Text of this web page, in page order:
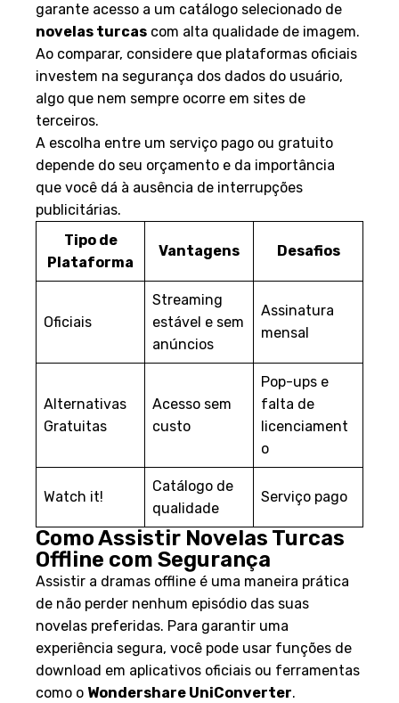
garante acesso a um catálogo selecionado de
novelas turcas com alta qualidade de imagem.
Ao comparar, considere que plataformas oficiais
investem na segurança dos dados do usuário,
algo que nem sempre ocorre em sites de
terceiros.
A escolha entre um serviço pago ou gratuito
depende do seu orçamento e da importância
que você dá à ausência de interrupções
publicitárias.
Tipo de
Plataforma
Vantagens Desafios
Oficiais
Streaming
estável e sem
anúncios
Assinatura
mensal
Alternativas
Gratuitas
Acesso sem
custo
Pop-ups e
falta de
licenciament
o
Watch it!
Catálogo de
qualidade
Serviço pago
Como Assistir Novelas Turcas
Offline com Segurança
Assistir a dramas offline é uma maneira prática
de não perder nenhum episódio das suas
novelas preferidas. Para garantir uma
experiência segura, você pode usar funções de
download em aplicativos oficiais ou ferramentas
como o Wondershare UniConverter.